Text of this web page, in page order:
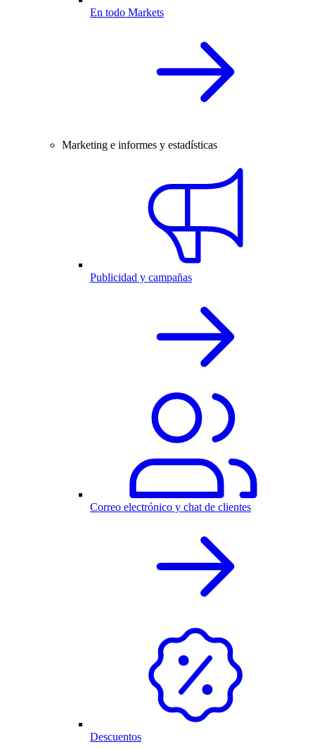
En todo Markets
Marketing e informes y estadísticas
Publicidad y campañas
Correo electrónico y chat de clientes
Descuentos